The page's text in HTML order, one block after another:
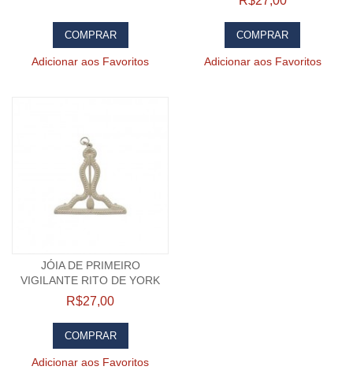
COMPRAR
Adicionar aos Favoritos
COMPRAR
Adicionar aos Favoritos
JÓIA DE PRIMEIRO
VIGILANTE RITO DE YORK
R$27,00
COMPRAR
Adicionar aos Favoritos